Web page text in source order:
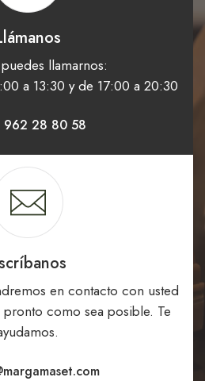
llamarnos:
a 13:30 y de 17:00 a 20:30
962 28 80 58
en contacto con usted
como sea posible. Te